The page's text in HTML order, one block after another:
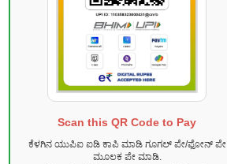
Scan this QR Code to Pay
ಕೆಳಗಿನ ಯುಪಿಐ ಐಡಿ ಕಾಪಿ ಮಾಡಿ ಗೂಗಲ್ ಪೇ/ಫೋನ್ ಪೇ
ಮೂಲಕ ಪೇ ಮಾಡಿ.